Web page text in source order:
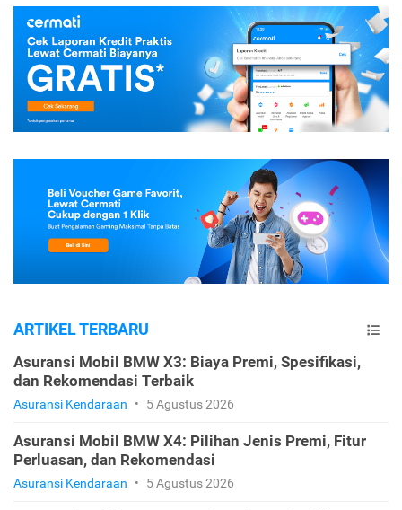
ARTIKEL TERBARU
Asuransi Mobil BMW X3: Biaya Premi, Spesifikasi,
dan Rekomendasi Terbaik
Asuransi Kendaraan • 5 Agustus 2026
Asuransi Mobil BMW X4: Pilihan Jenis Premi, Fitur
Perluasan, dan Rekomendasi
Asuransi Kendaraan • 5 Agustus 2026